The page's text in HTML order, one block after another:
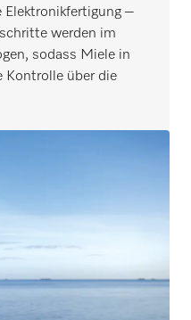
–
werden im
sodass Miele in
Kontrolle über die